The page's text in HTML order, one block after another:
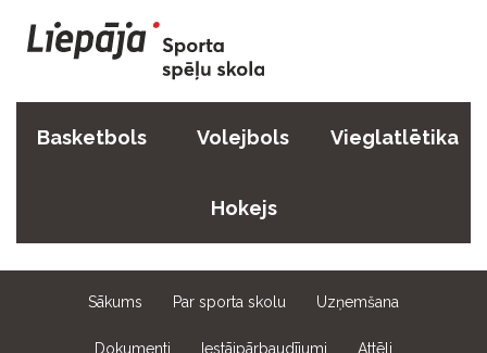
Basketbols Volejbols Vieglatlētika
Hokejs
Sākums Par sporta skolu Uzņemšana
Dokumenti Iestājpārbaudījumi Attēli